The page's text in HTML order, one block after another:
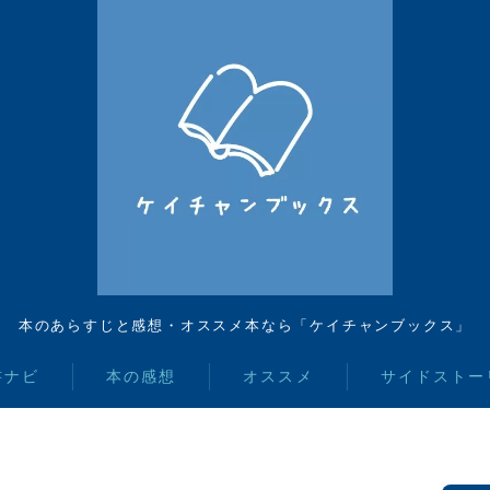
本のあらすじと感想・オススメ本なら「ケイチャンブックス」
ビ 本の感想 オススメ サイドストー